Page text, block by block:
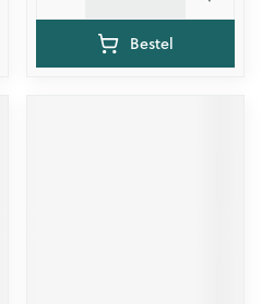
Bestel